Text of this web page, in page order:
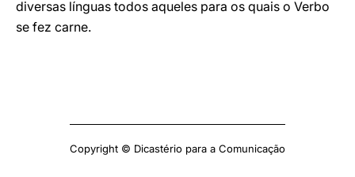
diversas línguas todos aqueles para os quais o Verbo
se fez carne.
Copyright © Dicastério para a Comunicação